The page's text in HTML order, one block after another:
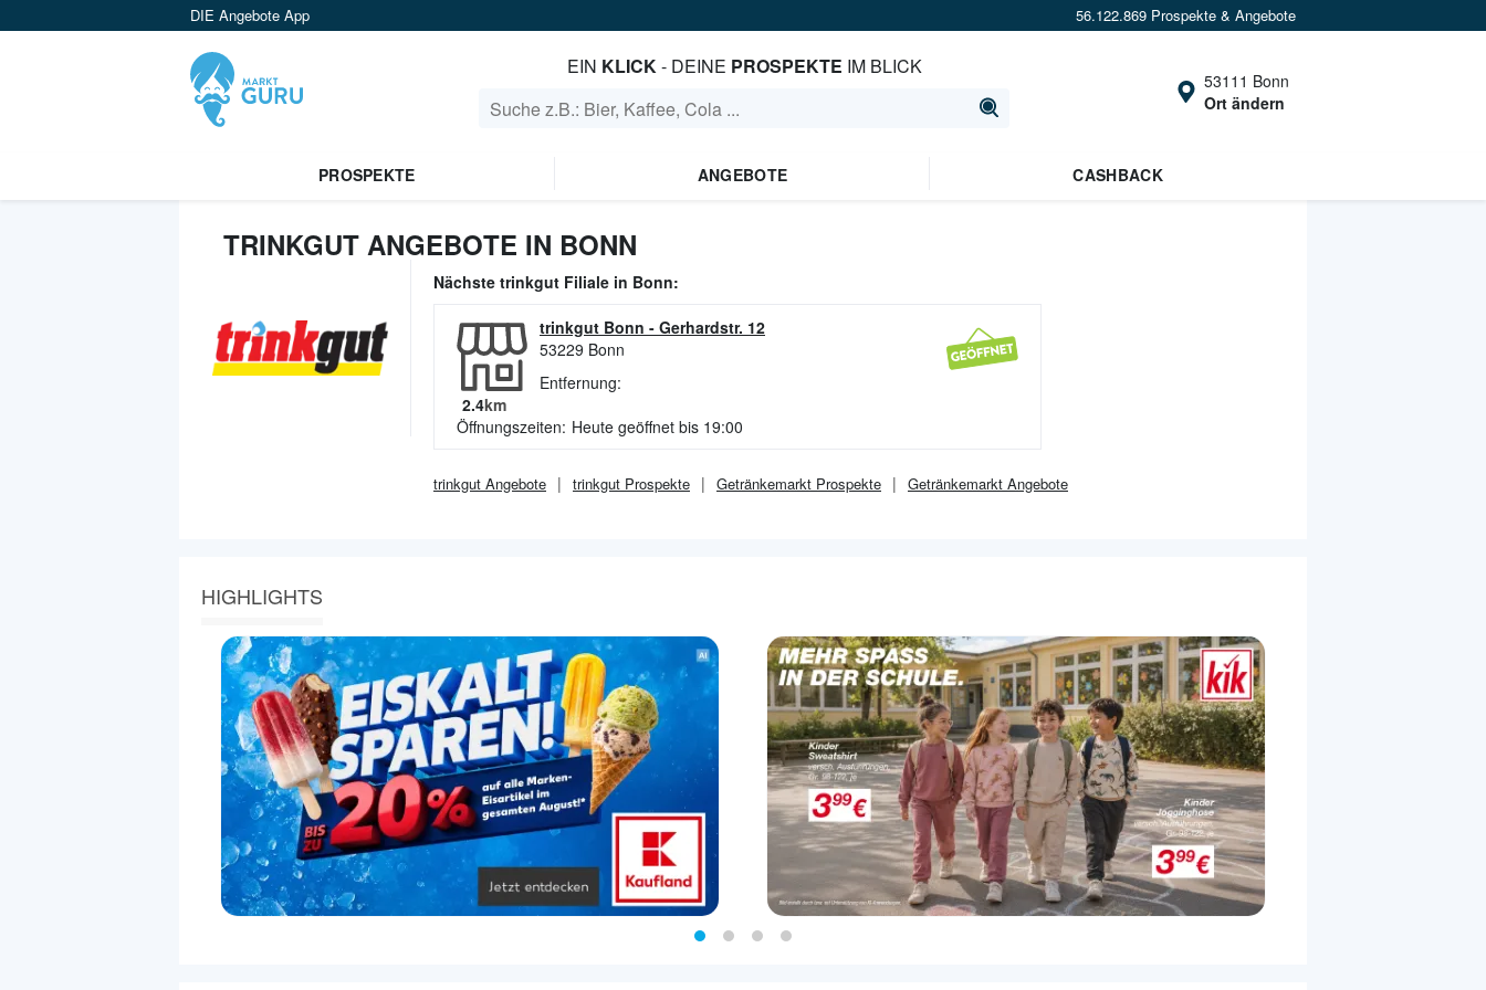
DIE Angebote App 56.122.869 Prospekte & Angebote
EIN KLICK- DEINE PROSPEKTE IM BLICK
53111 Bonn
Ort ändern
PROSPEKTE ANGEBOTE CASHBACK
TRINKGUT ANGEBOTE IN BONN
Nächste trinkgut Filiale in Bonn:
trinkgut Bonn - Gerhardstr. 12
53229 Bonn
Entfernung:
2.4km
Öffnungszeiten: Heute geöffnet bis 19:00
trinkgut Angebote trinkgut Prospekte Getränkemarkt Prospekte Getränkemarkt Angebote
HIGHLIGHTS